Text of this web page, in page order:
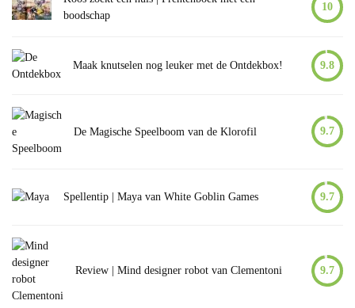
boodschap
10
Maak knutselen nog leuker met de Ontdekbox! 9.8
De Magische Speelboom van de Klorofil 9.7
Spellentip | Maya van White Goblin Games 9.7
Review | Mind designer robot van Clementoni 9.7